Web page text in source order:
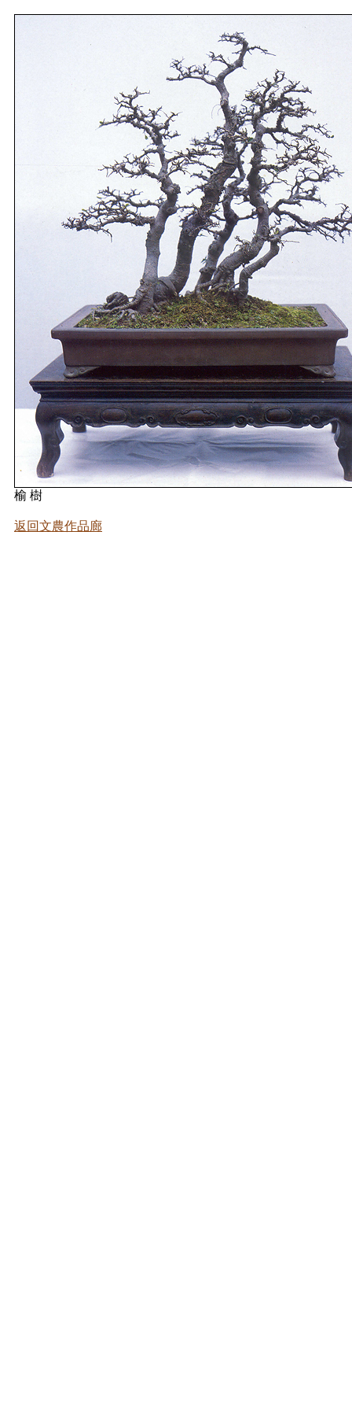
榆 樹
返回文農作品廊